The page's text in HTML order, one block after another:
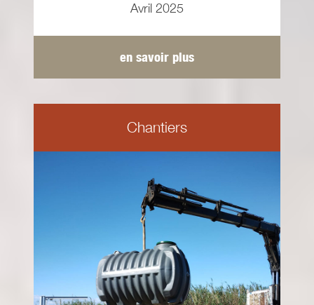
Avril 2025
en savoir plus
Chantiers